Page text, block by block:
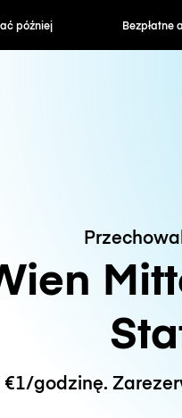
później Bezpłatne
€1/godzinę.